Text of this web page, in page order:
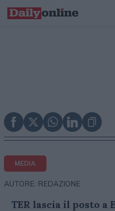
MEDIA
AUTORE: REDAZIONE
TER lascia il posto a